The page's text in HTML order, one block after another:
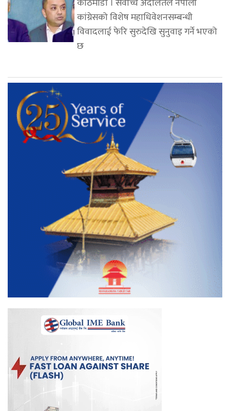
काठमाडौं । सर्वोच्च अदालतले नेपाली
कांग्रेसको विशेष महाधिवेशनसम्बन्धी
विवादलाई फेरि सुरुदेखि सुनुवाइ गर्ने भएको
छ